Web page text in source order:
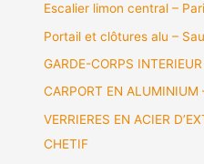
Escalier limon central –
Portail et clôtures alu –
GARDE-CORPS
CARPORT EN ALUMINIUM
VERRIERES EN ACIER
CHETIF